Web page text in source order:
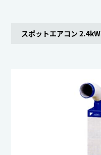
スポットエアコン 2.4kW